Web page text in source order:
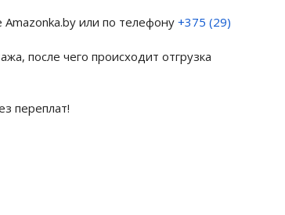
или по телефону +375 (29)
после чего происходит отгрузка
переплат!